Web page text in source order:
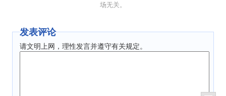
场无关。
发表评论
请文明上网，理性发言并遵守有关规定。